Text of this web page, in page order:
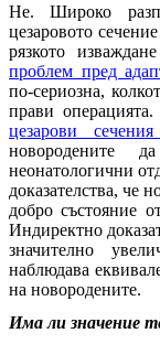
Не. Широко
цезаровото
рязкото
проблем пред
по-сериозна,
прави
цезарови
новородените
неонатологични
доказателства, че
добро състояние
Индиректно
значително
наблюдава
на новородените.
Има ли значение